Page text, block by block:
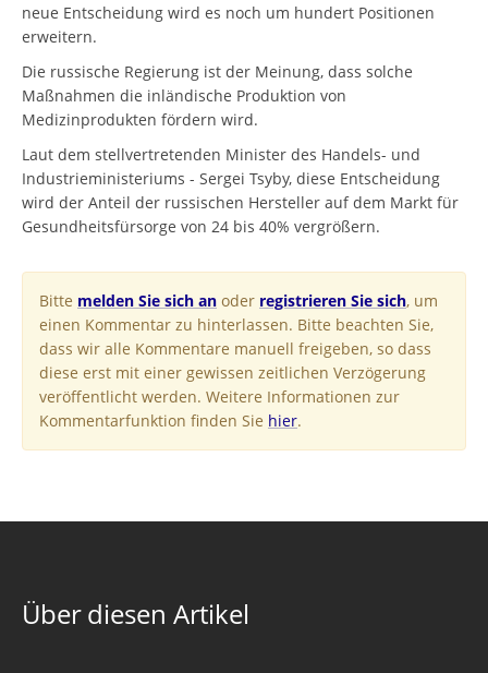
neue Entscheidung wird es noch um hundert Positionen
erweitern.
Die russische Regierung ist der Meinung, dass solche
Maßnahmen die inländische Produktion von
Medizinprodukten fördern wird.
Laut dem stellvertretenden Minister des Handels- und
Industrieministeriums - Sergei Tsyby, diese Entscheidung
wird der Anteil der russischen Hersteller auf dem Markt für
Gesundheitsfürsorge von 24 bis 40% vergrößern.
Bitte melden Sie sich an oder registrieren Sie sich, um
einen Kommentar zu hinterlassen. Bitte beachten Sie,
dass wir alle Kommentare manuell freigeben, so dass
diese erst mit einer gewissen zeitlichen Verzögerung
veröffentlicht werden. Weitere Informationen zur
Kommentarfunktion finden Sie hier.
Über diesen Artikel